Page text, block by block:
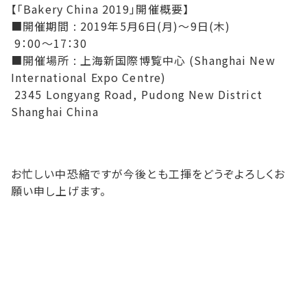
【「Bakery China 2019」開催概要】
■開催期間 : 2019年5月6日(月)～9日(木)
9：00～17：30
■開催場所 : 上海新国際博覧中心 (Shanghai New
International Expo Centre)
2345 Longyang Road, Pudong New District
Shanghai China
お忙しい中恐縮ですが今後とも工揮をどうぞよろしくお
願い申し上げます。